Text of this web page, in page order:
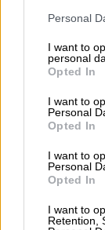
Personal
I want to
personal
Opted In
I want to
Personal
Opted In
I want to
Personal
Opted In
I want to
Retention,
¿Qué te ha
He leído y acepto